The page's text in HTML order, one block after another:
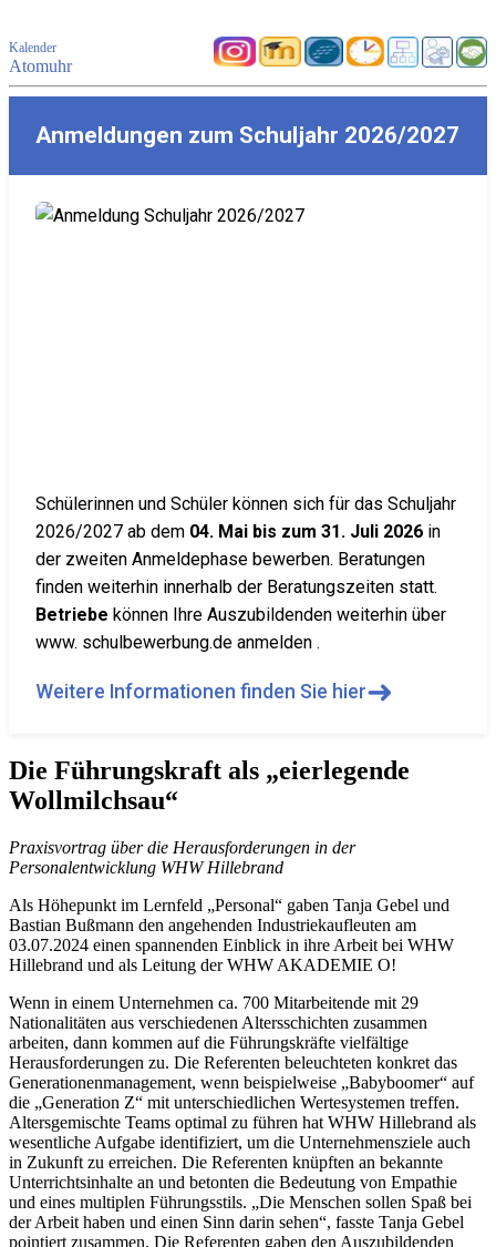
Kalender
Atomuhr
Anmeldungen zum Schuljahr 2026/2027
Schülerinnen und Schüler können sich für das Schuljahr
2026/2027 ab dem 04. Mai bis zum 31. Juli 2026 in
der zweiten Anmeldephase bewerben. Beratungen
finden weiterhin innerhalb der Beratungszeiten statt.
Betriebe können Ihre Auszubildenden weiterhin über
www. schulbewerbung.de anmelden .
Weitere Informationen finden Sie hier➜
Die Führungskraft als „eierlegende
Wollmilchsau“
Praxisvortrag über die Herausforderungen in der
Personalentwicklung WHW Hillebrand
Als Höhepunkt im Lernfeld „Personal“ gaben Tanja Gebel und
Bastian Bußmann den angehenden Industriekaufleuten am
03.07.2024 einen spannenden Einblick in ihre Arbeit bei WHW
Hillebrand und als Leitung der WHW AKADEMIE O!
Wenn in einem Unternehmen ca. 700 Mitarbeitende mit 29
Nationalitäten aus verschiedenen Altersschichten zusammen
arbeiten, dann kommen auf die Führungskräfte vielfältige
Herausforderungen zu. Die Referenten beleuchteten konkret das
Generationenmanagement, wenn beispielweise „Babyboomer“ auf
die „Generation Z“ mit unterschiedlichen Wertesystemen treffen.
Altersgemischte Teams optimal zu führen hat WHW Hillebrand als
wesentliche Aufgabe identifiziert, um die Unternehmensziele auch
in Zukunft zu erreichen. Die Referenten knüpften an bekannte
Unterrichtsinhalte an und betonten die Bedeutung von Empathie
und eines multiplen Führungsstils. „Die Menschen sollen Spaß bei
der Arbeit haben und einen Sinn darin sehen“, fasste Tanja Gebel
pointiert zusammen. Die Referenten gaben den Auszubildenden